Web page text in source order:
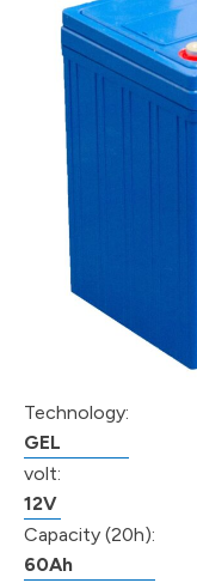
Technology:
GEL
volt:
12V
Capacity (20h):
60Ah